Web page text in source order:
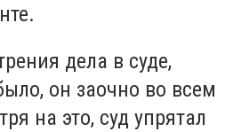
дела в суде,
он заочно во всем
на это, суд упрятал